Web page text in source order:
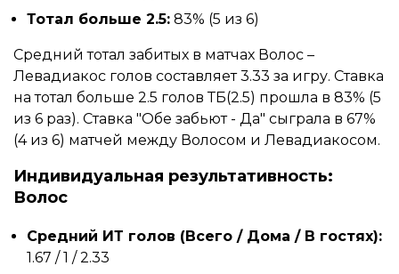
Тотал больше 2.5: 83% (5 из 6)
Средний тотал забитых в матчах Волос –
Левадиакос голов составляет 3.33 за игру. Ставка
на тотал больше 2.5 голов ТБ(2.5) прошла в 83% (5
из 6 раз). Ставка "Обе забьют - Да" сыграла в 67%
(4 из 6) матчей между Волосом и Левадиакосом.
Индивидуальная результативность:
Волос
Средний ИТ голов (Всего / Дома / В гостях):
1.67 / 1 / 2.33